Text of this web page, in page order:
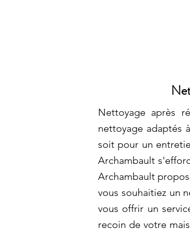
Nettoyage après
nettoyage adaptés
soit pour un
Archambault
Archambault
vous souhaitiez un
vous offrir un
recoin de votre